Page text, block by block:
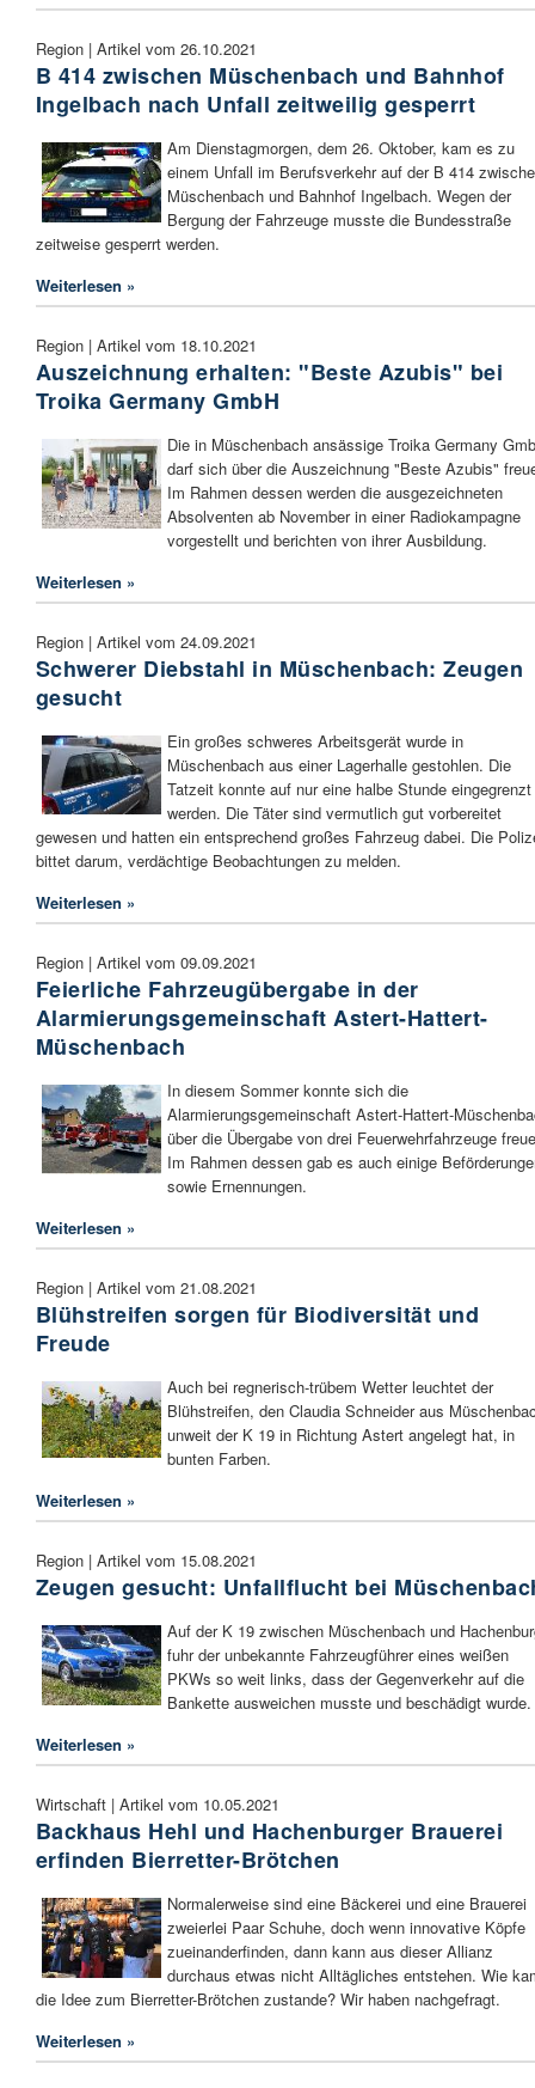
Region | Artikel vom 26.10.2021
B 414 zwischen Müschenbach und Bahnhof
Ingelbach nach Unfall zeitweilig gesperrt
Am Dienstagmorgen, dem 26. Oktober, kam es zu
einem Unfall im Berufsverkehr auf der B 414
Müschenbach und Bahnhof Ingelbach. Wegen der
Bergung der Fahrzeuge musste die Bundesstraße
zeitweise gesperrt werden.
Weiterlesen »
Region | Artikel vom 18.10.2021
Auszeichnung erhalten: "Beste Azubis" bei
Troika Germany GmbH
Die in Müschenbach ansässige Troika Germany
darf sich über die Auszeichnung "Beste Azubis"
Im Rahmen dessen werden die ausgezeichneten
Absolventen ab November in einer Radiokampagne
vorgestellt und berichten von ihrer Ausbildung.
Weiterlesen »
Region | Artikel vom 24.09.2021
Schwerer Diebstahl in Müschenbach: Zeugen
gesucht
Ein großes schweres Arbeitsgerät wurde in
Müschenbach aus einer Lagerhalle gestohlen. Die
Tatzeit konnte auf nur eine halbe Stunde eingegrenzt
werden. Die Täter sind vermutlich gut vorbereitet
gewesen und hatten ein entsprechend großes Fahrzeug dabei. Die
bittet darum, verdächtige Beobachtungen zu melden.
Weiterlesen »
Region | Artikel vom 09.09.2021
Feierliche Fahrzeugübergabe in der
Alarmierungsgemeinschaft Astert-Hattert-
Müschenbach
In diesem Sommer konnte sich die
Alarmierungsgemeinschaft Astert-Hattert-
über die Übergabe von drei Feuerwehrfahrzeuge
Im Rahmen dessen gab es auch einige
sowie Ernennungen.
Weiterlesen »
Region | Artikel vom 21.08.2021
Blühstreifen sorgen für Biodiversität und
Freude
Auch bei regnerisch-trübem Wetter leuchtet der
Blühstreifen, den Claudia Schneider aus
unweit der K 19 in Richtung Astert angelegt hat, in
bunten Farben.
Weiterlesen »
Region | Artikel vom 15.08.2021
Zeugen gesucht: Unfallflucht bei
Auf der K 19 zwischen Müschenbach und
fuhr der unbekannte Fahrzeugführer eines weißen
PKWs so weit links, dass der Gegenverkehr auf die
Bankette ausweichen musste und beschädigt wurde.
Weiterlesen »
Wirtschaft | Artikel vom 10.05.2021
Backhaus Hehl und Hachenburger Brauerei
erfinden Bierretter-Brötchen
Normalerweise sind eine Bäckerei und eine Brauerei
zweierlei Paar Schuhe, doch wenn innovative Köpfe
zueinanderfinden, dann kann aus dieser Allianz
durchaus etwas nicht Alltägliches entstehen. Wie
die Idee zum Bierretter-Brötchen zustande? Wir haben nachgefragt.
Weiterlesen »